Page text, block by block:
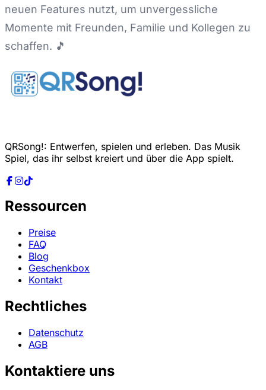
neuen Features nutzt, um unvergessliche
Momente mit Freunden, Familie und Kollegen zu
schaffen. 🎵
QRSong!: Entwerfen, spielen und erleben. Das Musik
Spiel, das ihr selbst kreiert und über die App spielt.
Ressourcen
Preise
FAQ
Blog
Geschenkbox
Kontakt
Rechtliches
Datenschutz
AGB
Kontaktiere uns